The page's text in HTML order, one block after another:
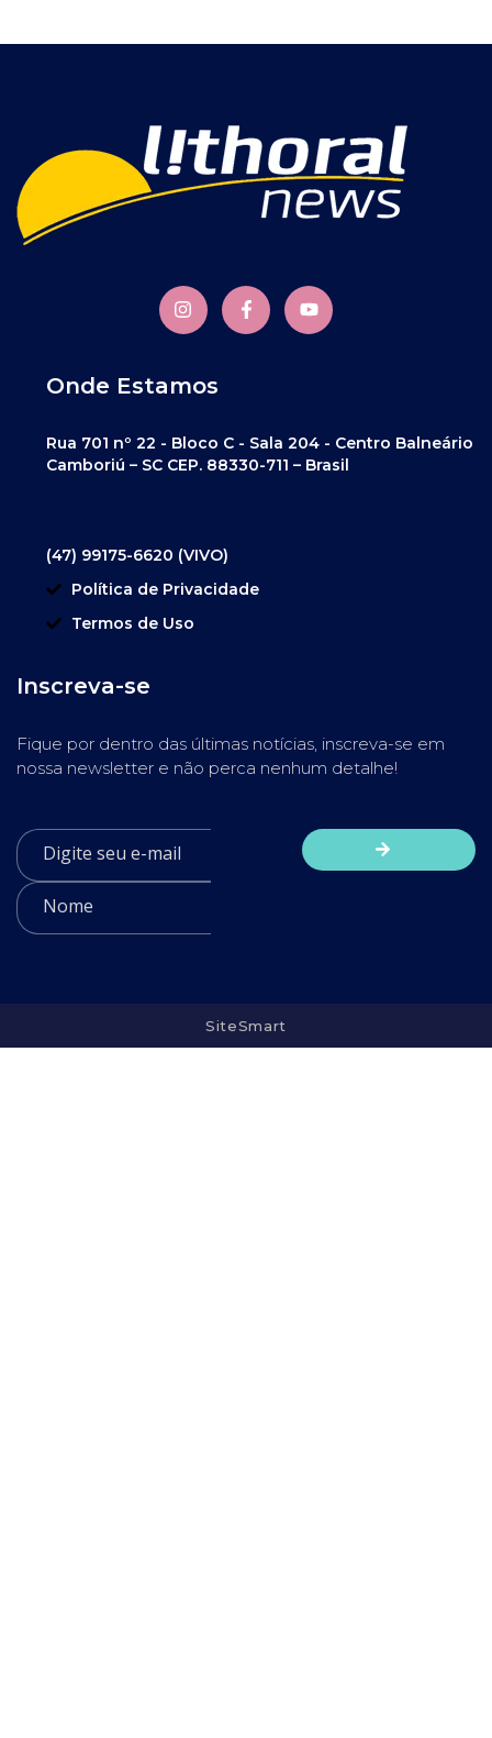
Onde Estamos
Rua 701 nº 22 - Bloco C - Sala 204 - Centro Balneário
Camboriú – SC CEP. 88330-711 – Brasil
(47) 99175-6620 (VIVO)
Política de Privacidade
Termos de Uso
Inscreva-se
Fique por dentro das últimas notícias, inscreva-se em
nossa newsletter e não perca nenhum detalhe!
SiteSmart